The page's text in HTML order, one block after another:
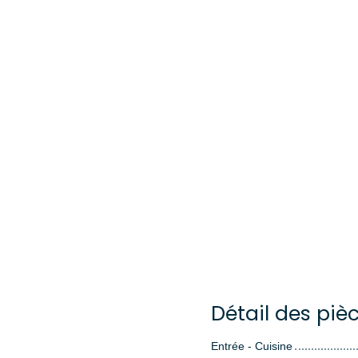
Détail des
Entrée - Cuisine